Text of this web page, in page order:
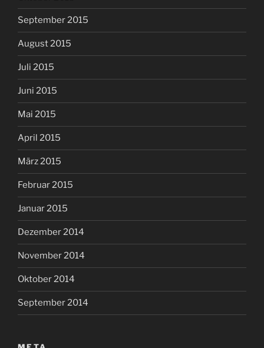
September 2015
August 2015
Juli 2015
Juni 2015
Mai 2015
April 2015
März 2015
Februar 2015
Januar 2015
Dezember 2014
November 2014
Oktober 2014
September 2014